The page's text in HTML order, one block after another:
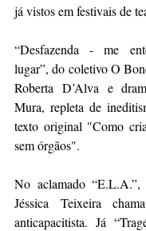
já vistos em festivais de
“Desfazenda - me
lugar”, do coletivo O
Roberta D’Alva e
Mura, repleta de
texto original "Como
sem órgãos".
No aclamado
Jéssica Teixeira
anticapacitista. Já